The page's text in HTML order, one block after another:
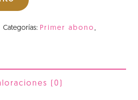
Categorías: Primer abono,
(0)